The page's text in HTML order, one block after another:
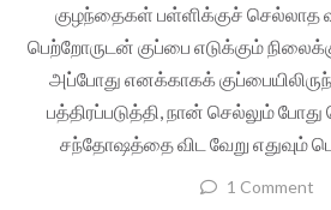
குழந்தைகள் பள்ளிக்குச் செல்லாத
பெற்றோருடன் குப்பை எடுக்கும்
அப்போது எனக்காகக்
பத்திரப்படுத்தி, நான் செல்லும்
சந்தோஷத்தை விட வேறு எதுவும்
1 Comment